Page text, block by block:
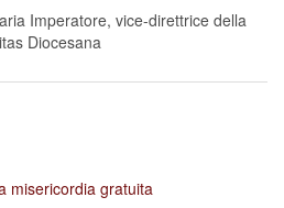
Imperatore, vice-direttrice della
Diocesana
misericordia gratuita